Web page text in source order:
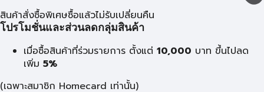
สินค้าสั่งซื้อพิเศษซื้อแล้วไม่รับเปลี่ยนคืน
โปรโมชั่นและส่วนลดกลุ่มสินค้า
เมื่อซื้อสินค้าที่ร่วมรายการ ตั้งแต่ 10,000 บาท ขึ้นไปลด
เพิ่ม 5%
(เฉพาะสมาชิก Homecard เท่านั้น)